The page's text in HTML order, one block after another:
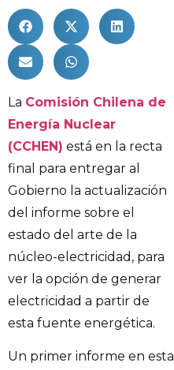
La Comisión Chilena de
Energía Nuclear
(CCHEN) está en la recta
final para entregar al
Gobierno la actualización
del informe sobre el
estado del arte de la
núcleo-electricidad, para
ver la opción de generar
electricidad a partir de
esta fuente energética.
Un primer informe en esta